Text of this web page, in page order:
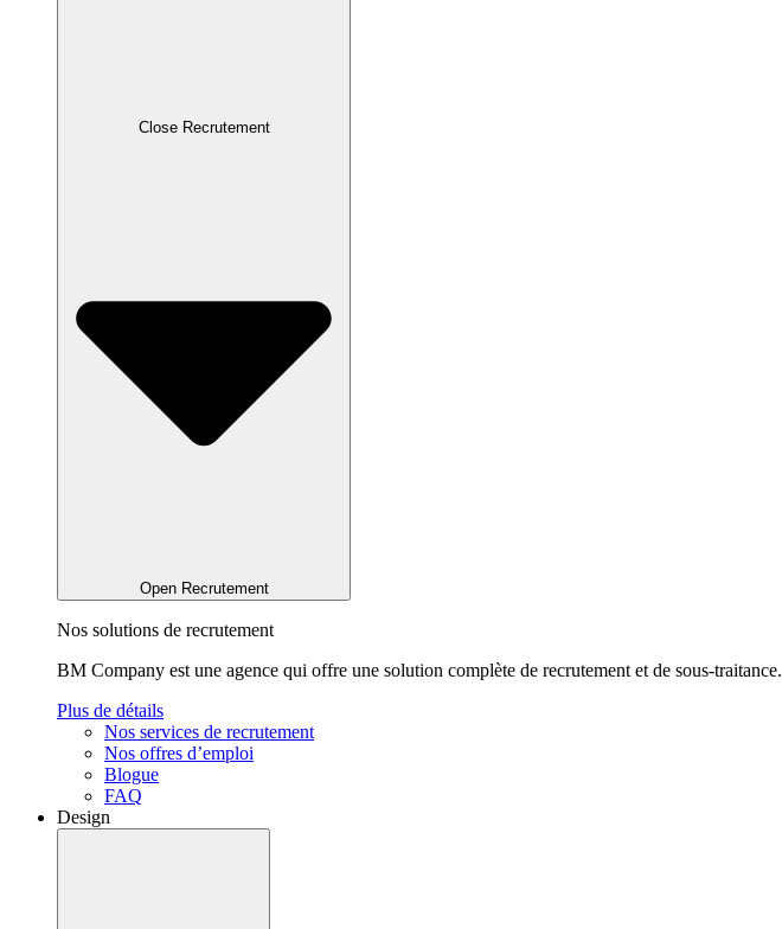
Close Recrutement
Open Recrutement
Nos solutions de recrutement
BM Company est une agence qui offre une solution complète de recrutement et de sous-traitance.
Plus de détails
Nos services de recrutement
Nos offres d’emploi
Blogue
FAQ
Design